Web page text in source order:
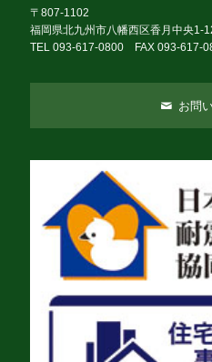
〒807-1102
福岡県北九州市八幡西区香月中央1-
TEL 093-617-0800 FAX 093-617-
お問